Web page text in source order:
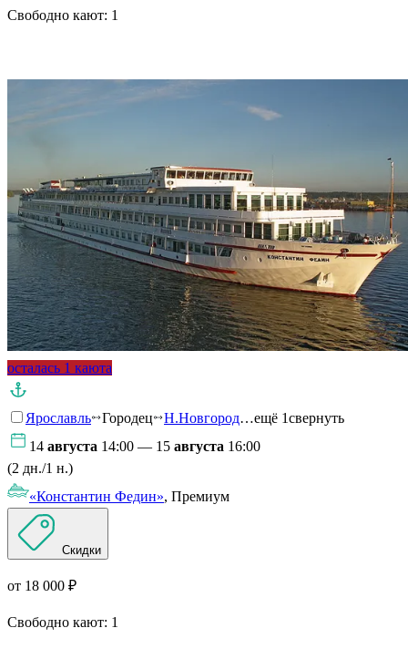
Свободно кают: 1
осталась 1 каюта
Ярославль Городец Н.Новгород…ещё 1свернуть
14 августа 14:00 — 15 августа 16:00
(2 дн./1 н.)
«Константин Федин», Премиум
Скидки
от 18 000 ₽
Свободно кают: 1